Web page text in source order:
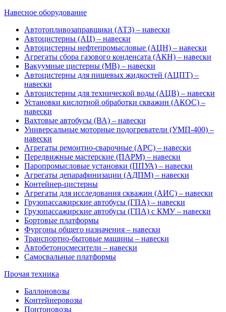
Навесное оборудование
Автотопливозаправщики (АТЗ) – навески
Автоцистерны (АЦ) – навески
Автоцистерны нефтепромысловые (АЦН) – навески
Агрегаты сбора газового конденсата (АКН) – навески
Вакуумные цистерны (МВ) – навески
Автоцистерны для пищевых жидкостей (АЦПТ) –
навески
Автоцистерны для технической воды (АЦВ) – навески
Установки кислотной обработки скважин (АКОС) –
навески
Вахтовые автобусы (ВА) – навески
Универсальные моторные подогреватели (УМП-400) –
навески
Агрегаты ремонтно-сварочные (АРС) – навески
Передвижные мастерские (ПАРМ) – навески
Паропромысловые установки (ППУА) – навески
Агрегаты депарафинизации (АДПМ) – навески
Контейнер-цистерны
Агрегаты для исследования скважин (АИС) – навески
Грузопассажирские автобусы (ГПА) – навески
Грузопассажирские автобусы (ГПА) с КМУ – навески
Бортовые платформы
Фургоны общего назначения – навески
Транспортно-бытовые машины – навески
Автобетоносмесители – навески
Самосвальные платформы
Прочая техника
Баллоновозы
Контейнеровозы
Понтоновозы